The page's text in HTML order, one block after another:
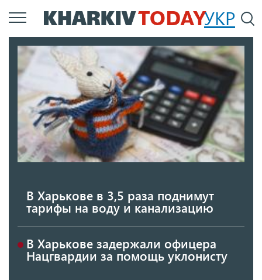
Перейти
к
содержанию
УКР
В Харькове в 3,5 раза поднимут
тарифы на воду и канализацию
В Харькове задержали офицера
Нацгвардии за помощь уклонисту